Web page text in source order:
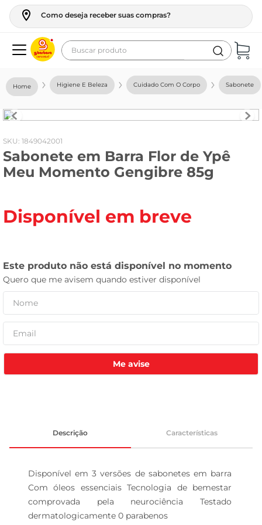
Como deseja receber suas compras?
Buscar produto
Higiene E Beleza Cuidado Com O Corpo Sabonete
: 1849042001
Sabonete em Barra Flor de Ypê
Meu Momento Gengibre 85g
Disponível em breve
Me avise
Descrição Características
Disponível em 3 versões de sabonetes em barra
Com óleos essenciais Tecnologia de bemestar
comprovada pela neurociência Testado
dermatologicamente 0 parabenos
geladeira
fogao
café
cerveja
leite
celular